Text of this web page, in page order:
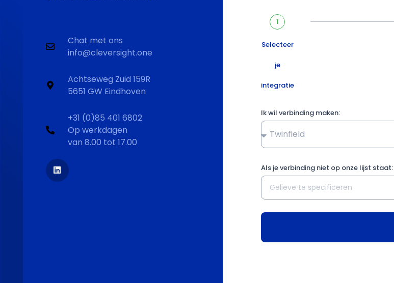
Chat met ons
info@cleversight.one
Achtseweg Zuid 159R
5651 GW Eindhoven
+31 (0)85 401 6802
Op werkdagen
van 8.00 tot 17.00
1
Selecteer
je
integratie
Ik wil verbinding maken:
Als je verbinding niet op onze lijst staat: